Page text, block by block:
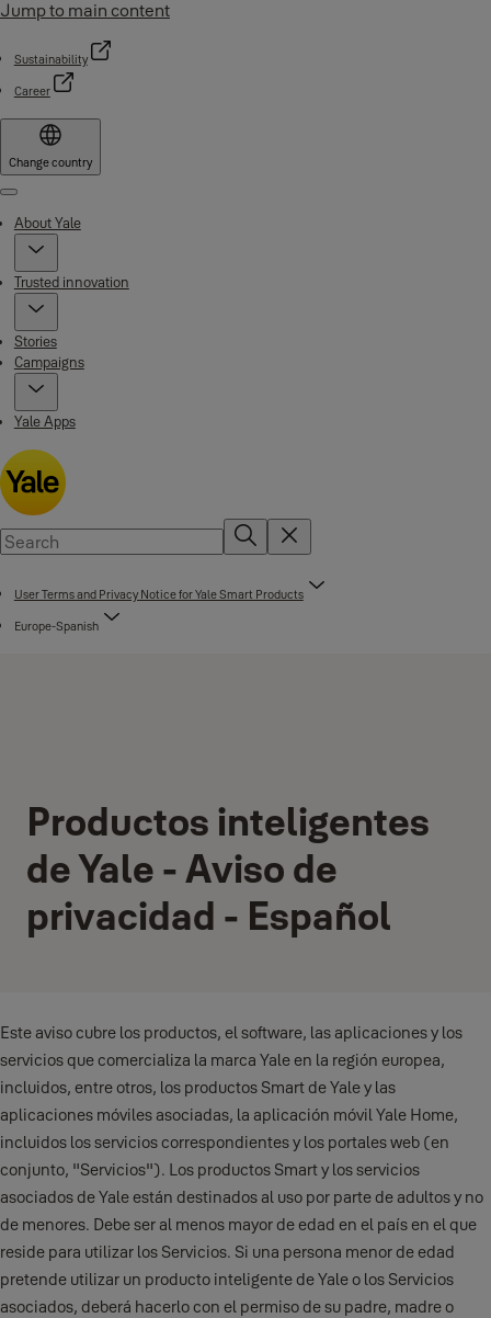
Jump to main content
Sustainability
Career
Change country
Menu
About Yale
Trusted innovation
Stories
Campaigns
Yale Apps
User Terms and Privacy Notice for Yale Smart Products
Europe-Spanish
Productos inteligentes
de Yale - Aviso de
privacidad - Español
Este aviso cubre los productos, el software, las aplicaciones y los
servicios que comercializa la marca Yale en la región europea,
incluidos, entre otros, los productos Smart de Yale y las
aplicaciones móviles asociadas, la aplicación móvil Yale Home,
incluidos los servicios correspondientes y los portales web (en
conjunto, "Servicios"). Los productos Smart y los servicios
asociados de Yale están destinados al uso por parte de adultos y no
de menores. Debe ser al menos mayor de edad en el país en el que
reside para utilizar los Servicios. Si una persona menor de edad
pretende utilizar un producto inteligente de Yale o los Servicios
asociados, deberá hacerlo con el permiso de su padre, madre o